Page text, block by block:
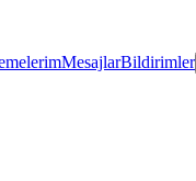
MesajlarBildirimler